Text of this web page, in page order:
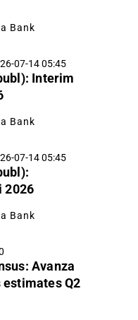
Bank
07-14 05:45
Interim
Bank
07-14 05:45
2026
Bank
Avanza
estimates Q2